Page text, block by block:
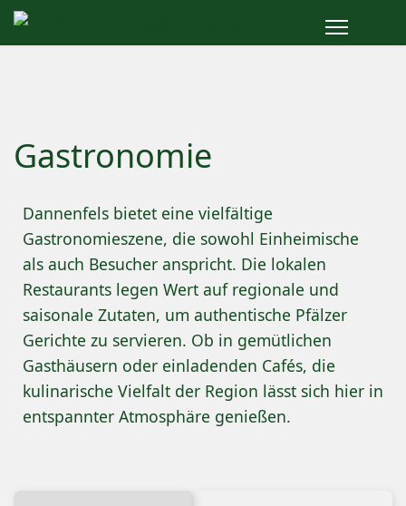
Gastronomie
Dannenfels bietet eine vielfältige
Gastronomieszene, die sowohl Einheimische
als auch Besucher anspricht. Die lokalen
Restaurants legen Wert auf regionale und
saisonale Zutaten, um authentische Pfälzer
Gerichte zu servieren. Ob in gemütlichen
Gasthäusern oder einladenden Cafés, die
kulinarische Vielfalt der Region lässt sich hier in
entspannter Atmosphäre genießen.